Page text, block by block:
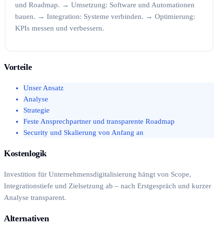
und Roadmap. → Umsetzung: Software und Automationen
bauen. → Integration: Systeme verbinden. → Optimierung:
KPIs messen und verbessern.
Vorteile
Unser Ansatz
Analyse
Strategie
Feste Ansprechpartner und transparente Roadmap
Security und Skalierung von Anfang an
Kostenlogik
Investition für Unternehmensdigitalisierung hängt von Scope,
Integrationstiefe und Zielsetzung ab – nach Erstgespräch und kurzer
Analyse transparent.
Alternativen